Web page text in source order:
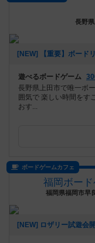
長野
遊べるボードゲーム
長野県上田市で唯一ボ
囲気で 楽しい時間を
おす...
ボードゲームカフェ
福岡ボー
福岡県福岡市早
[NEW] ロザリー試遊会